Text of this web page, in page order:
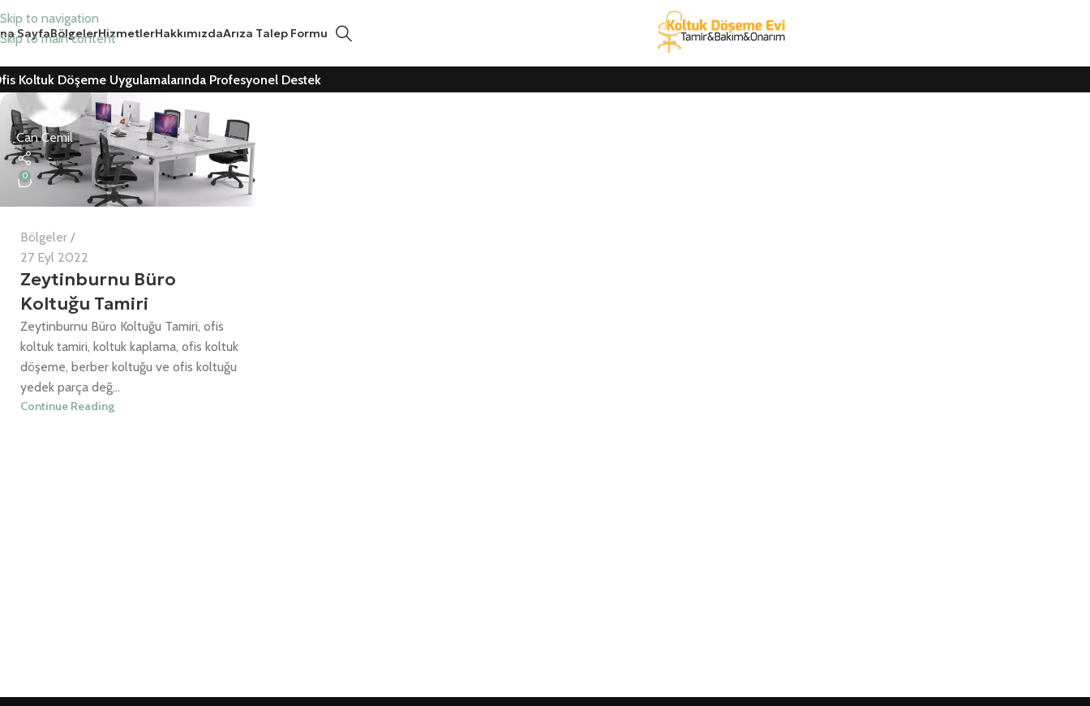
Skip to navigation
Skip to main content
SayfaBölgelerHizmetlerHakkımızdaArıza Talep Formu
Koltuk Döşeme Uygulamalarında Profesyonel Destek
Can Cemil
0
Bölgeler
27 Eyl 2022
Zeytinburnu Büro
Koltuğu Tamiri
Zeytinburnu Büro Koltuğu Tamiri, ofis
koltuk tamiri, koltuk kaplama, ofis koltuk
döşeme, berber koltuğu ve ofis koltuğu
yedek parça değ...
Continue Reading